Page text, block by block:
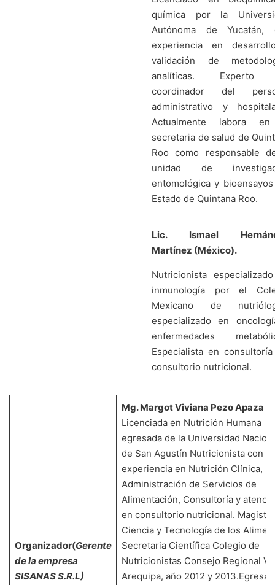
química por la
Autónoma de Yucatán,
experiencia en
validación de
analíticas. Experto
coordinador del
administrativo y
Actualmente labora
secretaria de salud de
Roo como responsable
unidad de
entomológica y
Estado de Quintana Roo.
Lic. Ismael
Martínez (México).
Nutricionista
inmunología por el
Mexicano de
especializado en
enfermedades
Especialista en
consultorio nutricional.
Organizador(Gerente
de la empresa
SISANAS S.R.L)
Mg. Margot Viviana Pezo Apaza
Licenciada en Nutrición Humana
egresada de la Universidad
de San Agustín Nutricionista con
experiencia en Nutrición Clínica,
Administración de Servicios de
Alimentación, Consultoría y
en consultorio nutricional.
Ciencia y Tecnología de los
Secretaria Científica Colegio de
Nutricionistas Consejo Regional
Arequipa, año 2012 y